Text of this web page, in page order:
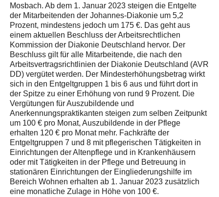
Mosbach. Ab dem 1. Januar 2023 steigen die Entgelte
der Mitarbeitenden der Johannes-Diakonie um 5,2
Prozent, mindestens jedoch um 175 €. Das geht aus
einem aktuellen Beschluss der Arbeitsrechtlichen
Kommission der Diakonie Deutschland hervor. Der
Beschluss gilt für alle Mitarbeitende, die nach den
Arbeitsvertragsrichtlinien der Diakonie Deutschland (AVR
DD) vergütet werden. Der Mindesterhöhungsbetrag wirkt
sich in den Entgeltgruppen 1 bis 6 aus und führt dort in
der Spitze zu einer Erhöhung von rund 9 Prozent. Die
Vergütungen für Auszubildende und
Anerkennungspraktikanten steigen zum selben Zeitpunkt
um 100 € pro Monat, Auszubildende in der Pflege
erhalten 120 € pro Monat mehr. Fachkräfte der
Entgeltgruppen 7 und 8 mit pflegerischen Tätigkeiten in
Einrichtungen der Altenpflege und in Krankenhäusern
oder mit Tätigkeiten in der Pflege und Betreuung in
stationären Einrichtungen der Eingliederungshilfe im
Bereich Wohnen erhalten ab 1. Januar 2023 zusätzlich
eine monatliche Zulage in Höhe von 100 €.